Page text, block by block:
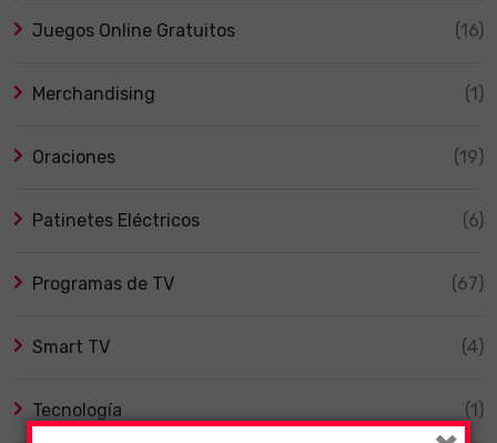
Juegos Online Gratuitos (16)
Merchandising (1)
Oraciones (19)
Patinetes Eléctricos (6)
Programas de TV (67)
Smart TV (4)
Tecnología (1)